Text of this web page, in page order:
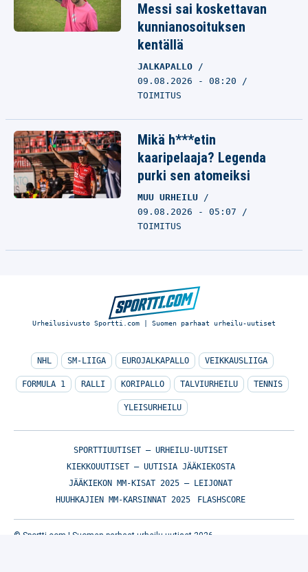
Messi sai koskettavan
kunnianosoituksen
kentällä
JALKAPALLO
09.08.2026 - 08:20
TOIMITUS
Mikä h***etin
kaaripelaaja? Legenda
purki sen atomeiksi
MUU URHEILU
09.08.2026 - 05:07
TOIMITUS
Urheilusivusto Sportti.com | Suomen parhaat urheilu-uutiset
NHL SM-LIIGA EUROJALKAPALLO VEIKKAUSLIIGA
FORMULA 1 RALLI KORIPALLO TALVIURHEILU TENNIS
YLEISURHEILU
SPORTTIUUTISET – URHEILU-UUTISET
KIEKKOUUTISET – UUTISIA JÄÄKIEKOSTA
JÄÄKIEKON MM-KISAT 2025 – LEIJONAT
HUUHKAJIEN MM-KARSINNAT 2025
FLASHSCORE
© Sportti.com | Suomen parhaat urheilu-uutiset 2026